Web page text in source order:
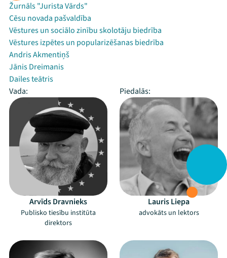
Žurnāls "Jurista Vārds"
Cēsu novada pašvaldība
Vēstures un sociālo zinību skolotāju biedrība
Vēstures izpētes un popularizēšanas biedrība
Andris Akmentiņš
Jānis Dreimanis
Dailes teātris
Vada:
Piedalās:
Arvīds Dravnieks
Publisko tiesību institūta
direktors
Lauris Liepa
advokāts un lektors